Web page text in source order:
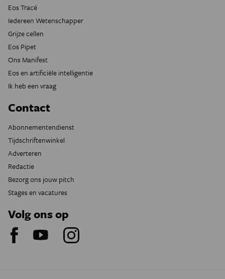
Eos Tracé
Iedereen Wetenschapper
Grijze cellen
Eos Pipet
Ons Manifest
Eos en artificiële intelligentie
Ik heb een vraag
Contact
Abonnementendienst
Tijdschriftenwinkel
Adverteren
Redactie
Bezorg ons jouw pitch
Stages en vacatures
Volg ons op